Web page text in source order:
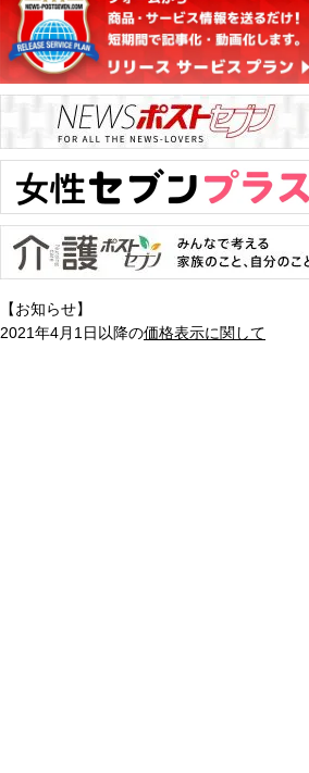
【お知らせ】
2021年4月1日以降の価格表示に関して